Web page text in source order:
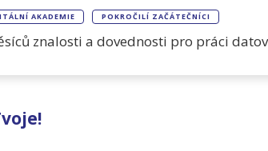
AKADEMIE POKROČILÍ ZAČÁTEČNÍCI
znalosti a dovednosti pro práci